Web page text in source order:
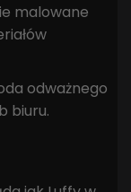
malowane
odważnego
biuru.